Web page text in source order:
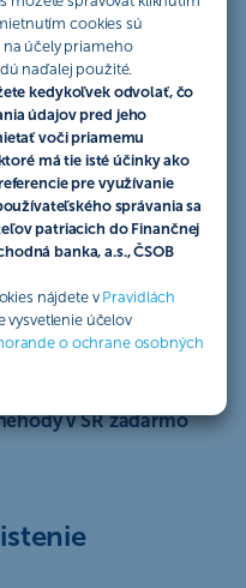
cookies sú
účely priameho
naďalej použité.
kedykoľvek odvolať, čo
údajov pred jeho
voči priamemu
má tie isté účinky ako
pre využívanie
správania sa
patriacich do Finančnej
banka, a.s., ČSOB
nájdete vPravidlách
vysvetlenie účelov
o ochrane osobných
plnenia
udalosti
v SR zadarmo